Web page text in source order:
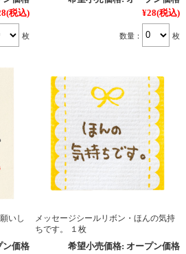
(税込)
枚
¥28(税込)
数量： 枚
いし
ン価格
メッセージシールリボン・ほんの気持
ちです。 １枚
希望小売価格: オープン価格